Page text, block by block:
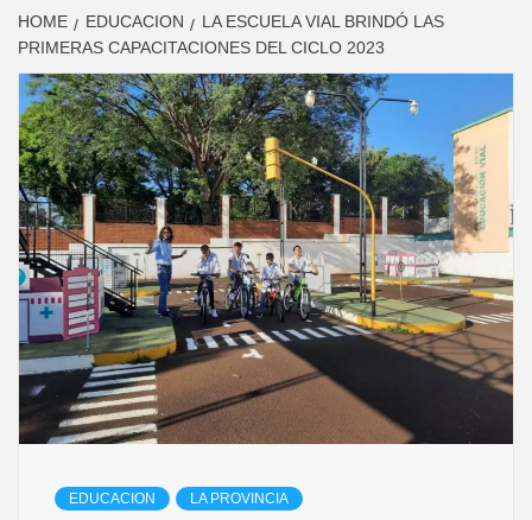
HOME EDUCACION
LA ESCUELA VIAL BRINDÓ LAS
PRIMERAS CAPACITACIONES DEL CICLO 2023
EDUCACION LA PROVINCIA